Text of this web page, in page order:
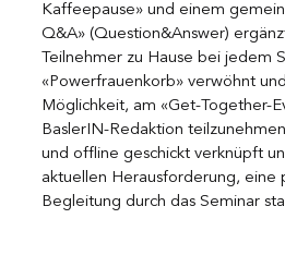
Kaffeepause» und einem
Q&A» (Question&Answer)
Teilnehmer zu Hause bei jedem
«Powerfrauenkorb» verwöhnt
Möglichkeit, am «Get-Together-
BaslerIN-Redaktion
und offline geschickt verknüpft
aktuellen Herausforderung, eine
Begleitung durch das Seminar